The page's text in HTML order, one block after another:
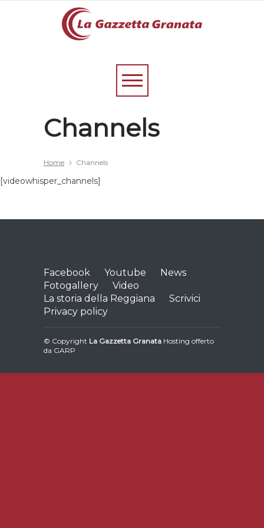
Channels
Home Channels
[videowhisper_channels]
Facebook Youtube
News
Fotogallery
Video
La storia della Reggiana
Scrivici
Privacy policy
© Copyright La Gazzetta Granata Hosting offerto
da GARP